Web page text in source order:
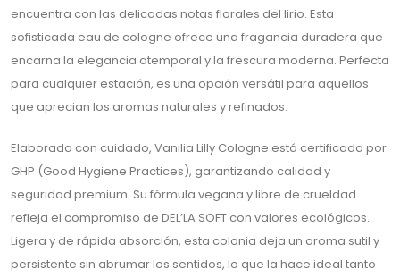
encuentra con las delicadas notas florales del lirio. Esta
sofisticada eau de cologne ofrece una fragancia duradera que
encarna la elegancia atemporal y la frescura moderna. Perfecta
para cualquier estación, es una opción versátil para aquellos
que aprecian los aromas naturales y refinados.
Elaborada con cuidado, Vanilia Lilly Cologne está certificada por
GHP (Good Hygiene Practices), garantizando calidad y
seguridad premium. Su fórmula vegana y libre de crueldad
refleja el compromiso de DEL’LA SOFT con valores ecológicos.
Ligera y de rápida absorción, esta colonia deja un aroma sutil y
persistente sin abrumar los sentidos, lo que la hace ideal tanto